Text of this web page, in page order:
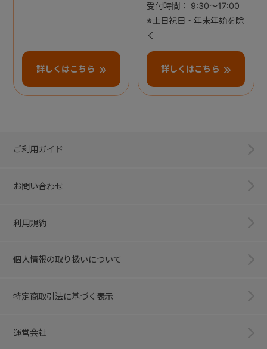
詳しくはこちら
受付時間： 9:30～17:00
※土日祝日・年末年始を除
く
詳しくはこちら
ご利用ガイド
お問い合わせ
利用規約
個人情報の取り扱いについて
特定商取引法に基づく表示
運営会社